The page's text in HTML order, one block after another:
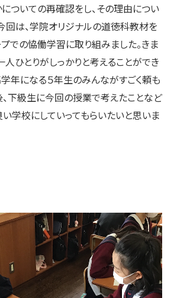
ついての再確認をし、その理由につい
回は、学院オリジナルの道徳科教材を
プでの恊働学習に取り組みました。きま
人ひとりがしっかりと考えることができ
学年になる５年生のみんながすごく頼も
、下級生に今回の授業で考えたことなど
い学校にしていってもらいたいと思いま